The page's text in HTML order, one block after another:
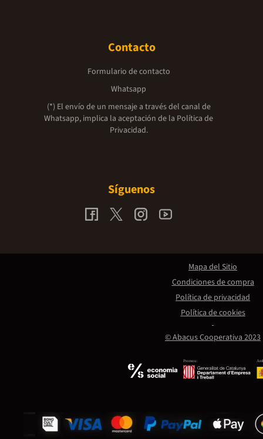
Contacto
Formulario de contacto
Whatsapp
(*) El envío de un mensaje a través del canal de
Whatsapp, implica la aceptación de la Política de
Privacidad.
Síguenos
Promou:
© Abacus Cooperativa 2023
Mapa del Sitio
Condiciones de compra
Política de privacidad
Política de cookies